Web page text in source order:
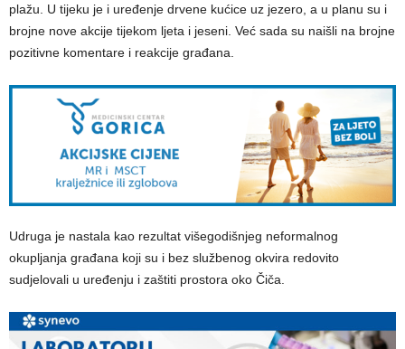
plažu. U tijeku je i uređenje drvene kućice uz jezero, a u planu su i
brojne nove akcije tijekom ljeta i jeseni. Već sada su naišli na brojne
pozitivne komentare i reakcije građana.
Udruga je nastala kao rezultat višegodišnjeg neformalnog
okupljanja građana koji su i bez službenog okvira redovito
sudjelovali u uređenju i zaštiti prostora oko Čiča.